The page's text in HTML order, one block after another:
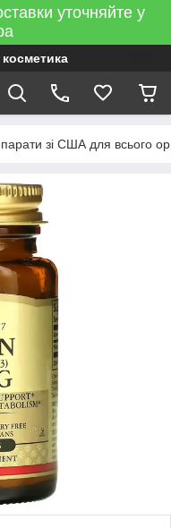
уточняйте у
косметика
зі США для всього